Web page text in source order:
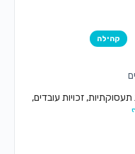
קהילה
זכויות עובדים,